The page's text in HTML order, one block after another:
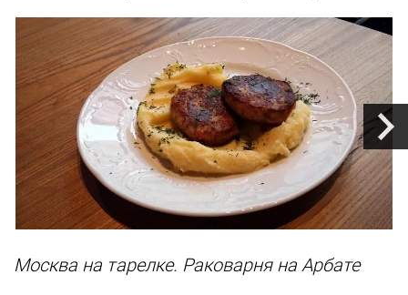
Москва на тарелке. Раковарня на Арбате